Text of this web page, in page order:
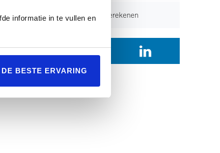
informatie in te vullen en
BESTE ERVARING
Financiering berekenen